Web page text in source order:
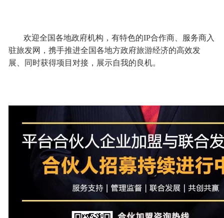
欢迎全国各地政府机构，有特色的IP合作商、服务商入
驻旅发网，携手推进全国各地方政府旅游经济的高效发
展、同时获得项目对接，展示自我的良机。